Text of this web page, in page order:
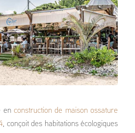
en construction de maison ossature
, conçoit des habitations écologiques